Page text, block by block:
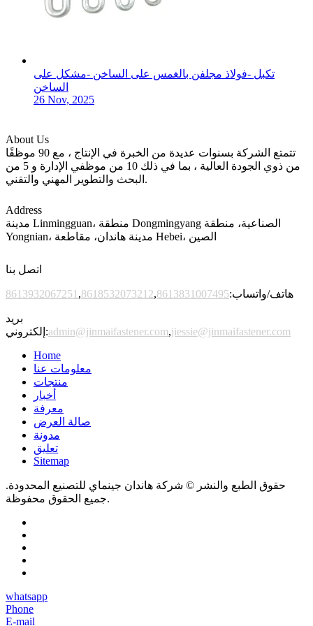
تكبل -فولاذ مجلفن بالغمس على الساخن -مشكل على
الساخن
26 Nov, 2025
About Us
تتمتع الشركة بسنوات عديدة من الخبرة في الإنتاج ، مع 90 موظفًا
من ذوي الجودة العالية ، بما في ذلك 10 من موظفي الإدارة و 5 من
البحث والتطوير المهني والتقني.
Address
مدينة Linmingguan، منطقة Dongmingyang الصناعية، منطقة
Yongnian، مدينة هاندان، مقاطعة Hebei، الصين
اتصل بنا
هاتف/واتساب: 8613932067251 ,8618532073212,8613831007495
بريد
إلكتروني:admin@jinmaifastener.com,jiessie@jinmaifastener.com
Home
معلومات عنا
منتجات
أخبار
معرفة
صالة العرض
مدونة
تعليق
Sitemap
حقوق الطبع والنشر © شركة هاندان جينماي للتصنيع المحدودة.
جميع الحقوق محفوظة.
whatsapp
Phone
E-mail